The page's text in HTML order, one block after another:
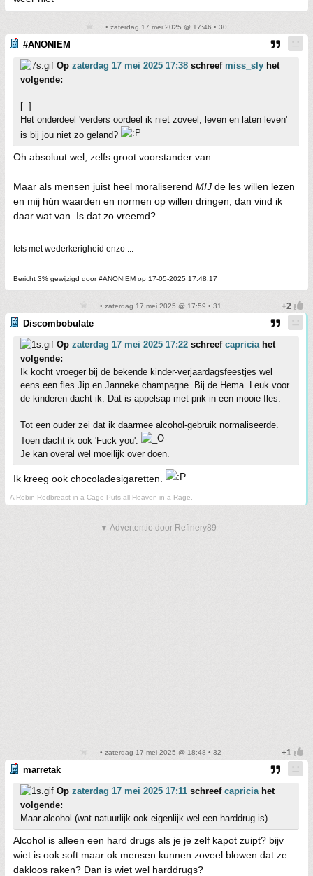
• zaterdag 17 mei 2025 @ 17:46 • 30
#ANONIEM
Op zaterdag 17 mei 2025 17:38 schreef miss_sly het
volgende:
[..]
Het onderdeel 'verders oordeel ik niet zoveel, leven en laten leven'
is bij jou niet zo geland?
Oh absoluut wel, zelfs groot voorstander van.
Maar als mensen juist heel moraliserend MIJ de les willen lezen
en mij hún waarden en normen op willen dringen, dan vind ik
daar wat van. Is dat zo vreemd?
Iets met wederkerigheid enzo ...
Bericht 3% gewijzigd door #ANONIEM op 17-05-2025 17:48:17
• zaterdag 17 mei 2025 @ 17:59 • 31
Discombobulate
Op zaterdag 17 mei 2025 17:22 schreef capricia het
volgende:
Ik kocht vroeger bij de bekende kinder-verjaardagsfeestjes wel
eens een fles Jip en Janneke champagne. Bij de Hema. Leuk voor
de kinderen dacht ik. Dat is appelsap met prik in een mooie fles.
Tot een ouder zei dat ik daarmee alcohol-gebruik normaliseerde.
Toen dacht ik ook 'Fuck you'.
Je kan overal wel moeilijk over doen.
Ik kreeg ook chocoladesigaretten.
A Robin Redbreast in a Cage Puts all Heaven in a Rage.
▼ Advertentie door Refinery89
• zaterdag 17 mei 2025 @ 18:48 • 32
marretak
Op zaterdag 17 mei 2025 17:11 schreef capricia het
volgende:
Maar alcohol (wat natuurlijk ook eigenlijk wel een harddrug is)
Alcohol is alleen een hard drugs als je je zelf kapot zuipt? bijv
wiet is ook soft maar ok mensen kunnen zoveel blowen dat ze
dakloos raken? Dan is wiet wel harddrugs?